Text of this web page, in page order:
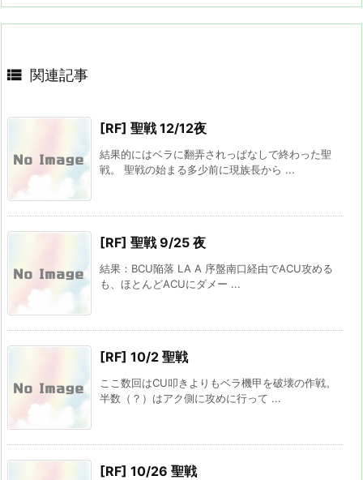
 関連記事
[RF] 聖戦 12/12夜
結果的にはベラに翻弄されっぱなしで終わった聖
戦。 聖戦の始まる多少前に現族長から ...
[RF] 聖戦 9/25 夜
結果：BCU陥落 LA A 序盤南口経由でACU攻める
も、ほとんどACUにダメー ...
[RF] 10/2 聖戦
ここ数回はCU叩きよりもベラ機甲を破壊の作戦。
半数（？）はアク側に攻めに行って ...
[RF] 10/26 聖戦